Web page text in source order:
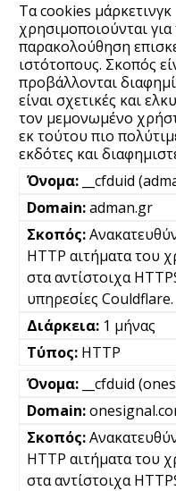
Τα cookies μάρκετινγκ
χρησιμοποιούνται για
παρακολούθηση
ιστότοπους. Σκοπός
προβάλλονται
είναι σχετικές και
τον μεμονωμένο
εκ τούτου πιο
εκδότες και
__cfduid
adman.gr
HTTP αιτήματα του
στα αντίστοιχα
υπηρεσίες Couldflare.
1 μήνας
HTTP
__cfduid
HTTP αιτήματα του
στα αντίστοιχα